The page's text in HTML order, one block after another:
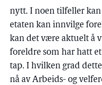
nytt. I noen tilfeller kan
etaten kan innvilge
kan det være aktuelt å
foreldre som har hatt
tap. I hvilken grad
nå av Arbeids- og